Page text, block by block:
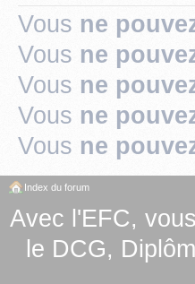
Vous ne
Vous ne
Vous ne
Vous ne
Vous ne
Index du forum
Avec l'EFC,
le DCG,